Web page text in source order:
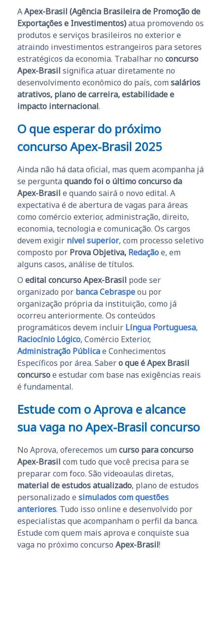
AApex-Brasil (Agência Brasileira de Promoção de
Exportações e Investimentos)atua promovendo os
produtos e serviços brasileiros no exterior e
atraindo investimentos estrangeiros para setores
estratégicos da economia. Trabalhar no concurso
Apex-Brasil significa atuar diretamente no
desenvolvimento econômico do país, com salários
atrativos, plano de carreira, estabilidade e
impacto internacional.
O que esperar do próximo
concurso Apex-Brasil 2025
Ainda não há data oficial, mas quem acompanha já
se pergunta quando foi o último concurso da
Apex-Brasil e quando sairá o novo edital. A
expectativa é de abertura de vagas para áreas
como comércio exterior, administração, direito,
economia, tecnologia e comunicação. Os cargos
devem exigir nível superior, com processo seletivo
composto por Prova Objetiva, Redaçãoe, em
alguns casos, análise de títulos.
O edital concurso Apex-Brasil pode ser
organizado por banca Cebraspeou por
organização própria da instituição, como já
ocorreu anteriormente. Os conteúdos
programáticos devem incluir Língua Portuguesa,
Raciocínio Lógico, Comércio Exterior,
Administração Públicae Conhecimentos
Específicos por área. Sabero que é Apex Brasil
concursoe estudar com base nas exigências reais
é fundamental.
Estude com o Aprova e alcance
sua vaga no Apex-Brasil concurso
No Aprova, oferecemos um curso para concurso
Apex-Brasil com tudo que você precisa para se
preparar com foco. São videoaulas diretas,
material de estudos atualizado, plano de estudos
personalizado e simulados com questões
anteriores. Tudo isso online e desenvolvido por
especialistas que acompanham o perfil da banca.
Estude com quem mais aprova e conquiste sua
vaga no próximo concurso Apex-Brasil!